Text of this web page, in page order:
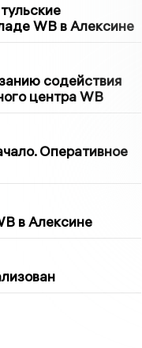
WB в Алексине
содействия
центра WB
Оперативное
в Алексине